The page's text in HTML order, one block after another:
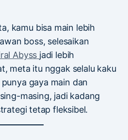
kamu bisa main lebih
boss, selesaikan
Abyss jadi lebih
meta itu nggak selalu kaku
gaya main dan
masing, jadi kadang
tetap fleksibel.